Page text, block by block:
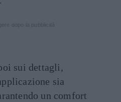
sui dettagli,
sia
un comfort